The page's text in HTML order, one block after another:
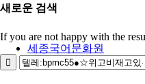
세종국어문화원
새로운 검색
If you are not happy with the